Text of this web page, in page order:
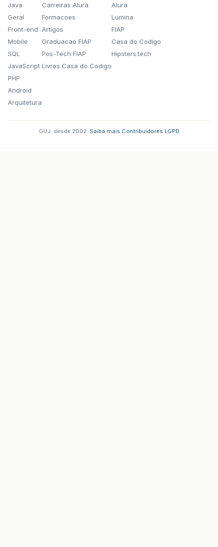
Java
Geral
Front-end
Mobile
SQL
JavaScript
PHP
Android
Arquitetura
Carreiras Alura
Formacoes
Artigos
Graduacao FIAP
Pos-Tech FIAP
Livros Casa do Codigo
Alura
Lumina
FIAP
Casa do Codigo
Hipsters.tech
GUJ: desde 2002. Saiba mais Contribuidores LGPD